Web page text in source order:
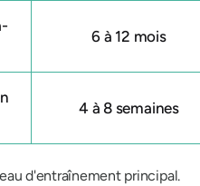
6 à 12 mois
4 à 8 semaines
d'entraînement principal.